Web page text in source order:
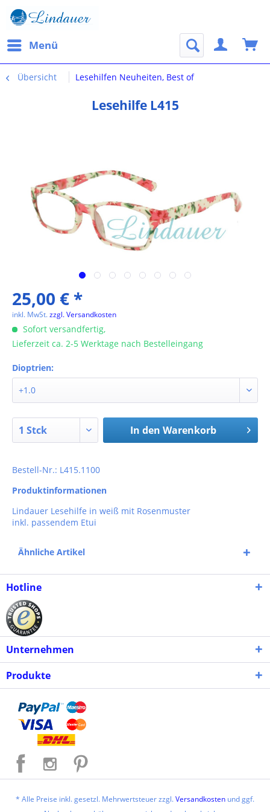
Menü
Übersicht Lesehilfen Neuheiten, Best of
Lesehilfe L415
25,00 € *
inkl. MwSt.zzgl. Versandkosten
Sofort versandfertig,
Lieferzeit ca. 2-5 Werktage nach Bestelleingang
Dioptrien:
In den Warenkorb
Bestell-Nr.: L415.1100
Produktinformationen
Lindauer Lesehilfe in weiß mit Rosenmuster
inkl. passendem Etui
Ähnliche Artikel
Hotline
Unternehmen
Produkte
* Alle Preise inkl. gesetzl. Mehrwertsteuer zzgl.Versandkosten und ggf.